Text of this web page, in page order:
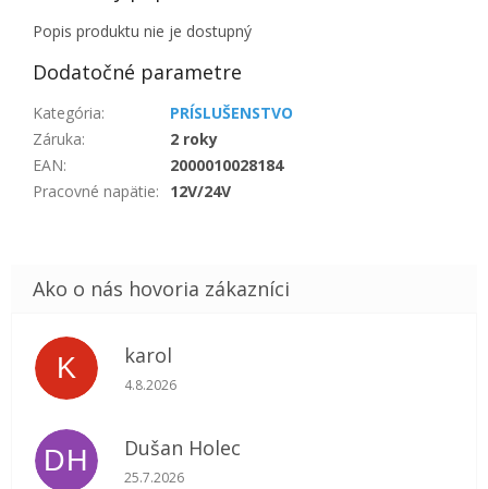
Popis produktu nie je dostupný
Dodatočné parametre
Kategória:
PRÍSLUŠENSTVO
Záruka:
2 roky
EAN:
2000010028184
Pracovné napätie: 12V/24V
K karol
Hodnotenie obchodu je 5 z 5 hviezdičiek.
4.8.2026
DH Dušan Holec
Hodnotenie obchodu je 5 z 5 hviezdičiek.
25.7.2026